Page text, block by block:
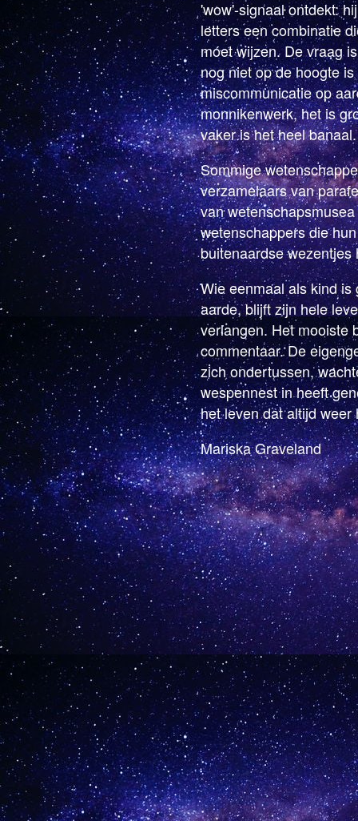
'wow'-signaal ontdekt:
letters een combinatie
móet wijzen. De vraag
nog niet op de hoogte
miscommunicatie op
monnikenwerk, het is
vaker is het heel
Sommige
verzamelaars van
van
wetenschappers die
buitenaardse
Wie eenmaal als kind
aarde, blijft zijn hele
verlangen. Het mooiste
commentaar. De
zich ondertussen,
wespennest in heeft
het leven dat altijd
Mariska Graveland